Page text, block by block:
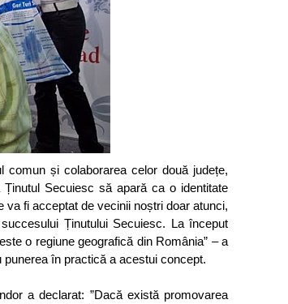
și colaborarea celor două județe,
Secuiesc să apară ca o identitate
fi acceptat de vecinii noștri doar atunci,
Ținutului Secuiesc. La început
o regiune geografică din România” – a
în practică a acestui concept.
a declarat: ”Dacă există promovarea